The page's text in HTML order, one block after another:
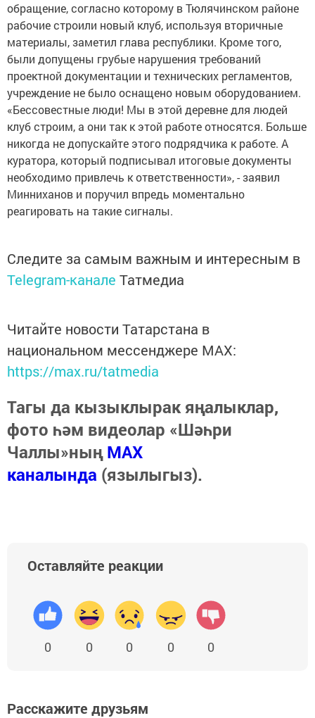
обращение, согласно которому в Тюлячинском районе
рабочие строили новый клуб, используя вторичные
материалы, заметил глава республики. Кроме того,
были допущены грубые нарушения требований
проектной документации и технических регламентов,
учреждение не было оснащено новым оборудованием.
«Бессовестные люди! Мы в этой деревне для людей
клуб строим, а они так к этой работе относятся. Больше
никогда не допускайте этого подрядчика к работе. А
куратора, который подписывал итоговые документы
необходимо привлечь к ответственности», - заявил
Минниханов и поручил впредь моментально
реагировать на такие сигналы.
Следите за самым важным и интересным в
Telegram-канале Татмедиа
Читайте новости Татарстана в
национальном мессенджере MАХ:
https://max.ru/tatmedia
Тагы да кызыклырак яңалыклар,
фото һәм видеолар «Шәһри
Чаллы»ныңMAX
каналында (язылыгыз).
Оставляйте реакции
0 0 0 0 0
Расскажите друзьям